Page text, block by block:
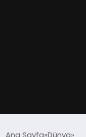
Ana Sayfa Dünya